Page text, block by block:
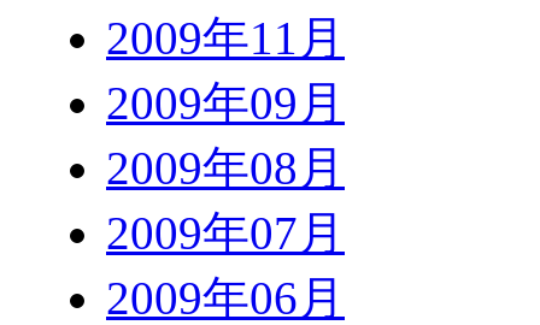
2009年11月
2009年09月
2009年08月
2009年07月
2009年06月